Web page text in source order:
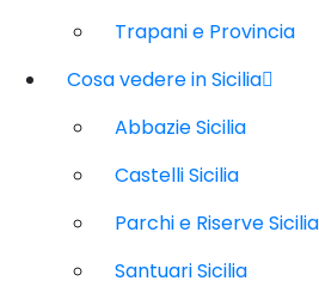
Trapani e Provincia
Cosa vedere in Sicilia
Abbazie Sicilia
Castelli Sicilia
Parchi e Riserve Sicilia
Santuari Sicilia